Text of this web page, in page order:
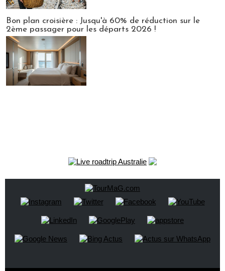
Bon plan croisière : Jusqu'à 60% de réduction sur le
2ème passager pour les départs 2026 !